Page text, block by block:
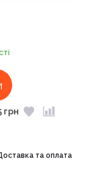
грн
та оплата